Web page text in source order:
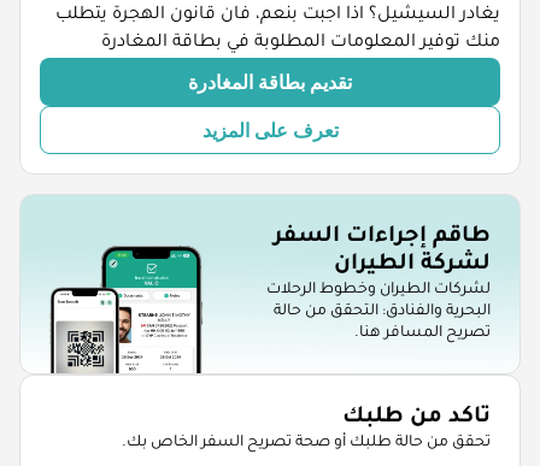
يغادر السيشيل؟ اذا اجبت بنعم، فان قانون الهجرة يتطلب
منك توفير المعلومات المطلوبة في بطاقة المغادرة
تقديم بطاقة المغادرة
تعرف على المزيد
طاقم إجراءات السفر
لشركة الطيران
لشركات الطيران وخطوط الرحلات
البحرية والفنادق: التحقق من حالة
تصريح المسافر هنا.
تاكد من طلبك
تحقق من حالة طلبك أو صحة تصريح السفر الخاص بك.